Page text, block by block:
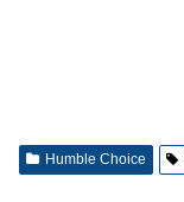
Humble Choice